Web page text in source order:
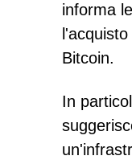
informa
Bitcoin.
In